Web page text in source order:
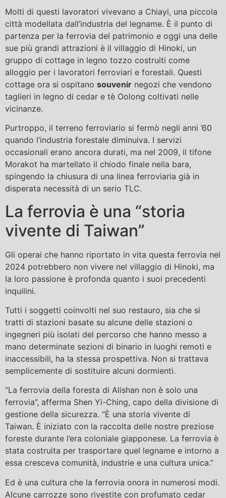
Molti di questi lavoratori vivevano a Chiayi, una piccola
città modellata dall’industria del legname. È il punto di
partenza per la ferrovia del patrimonio e oggi una delle
sue più grandi attrazioni è il villaggio di Hinoki, un
gruppo di cottage in legno tozzo costruiti come
alloggio per i lavoratori ferroviari e forestali. Questi
cottage ora si ospitano souvenir negozi che vendono
taglieri in legno di cedar e tè Oolong coltivati ​​nelle
vicinanze.
Purtroppo, il terreno ferroviario si fermò negli anni ’60
quando l’industria forestale diminuiva. I servizi
occasionali erano ancora durati, ma nel 2009, il tifone
Morakot ha martellato il chiodo finale nella bara,
spingendo la chiusura di una linea ferroviaria già in
disperata necessità di un serio TLC.
La ferrovia è una “storia
vivente di Taiwan”
Gli operai che hanno riportato in vita questa ferrovia nel
2024 potrebbero non vivere nel villaggio di Hinoki, ma
la loro passione è profonda quanto i suoi precedenti
inquilini.
Tutti i soggetti coinvolti nel suo restauro, sia che si
tratti di stazioni basate su alcune delle stazioni o
ingegneri più isolati del percorso che hanno messo a
mano determinate sezioni di binario in luoghi remoti e
inaccessibili, ha la stessa prospettiva. Non si trattava
semplicemente di sostituire alcuni dormienti.
“La ferrovia della foresta di Alishan non è solo una
ferrovia”, afferma Shen Yi-Ching, capo della divisione di
gestione della sicurezza. “È una storia vivente di
Taiwan. È iniziato con la raccolta delle nostre preziose
foreste durante l’era coloniale giapponese. La ferrovia è
stata costruita per trasportare quel legname e intorno a
essa cresceva comunità, industrie e una cultura unica.”
Ed è una cultura che la ferrovia onora in numerosi modi.
Alcune carrozze sono rivestite con profumato cedar